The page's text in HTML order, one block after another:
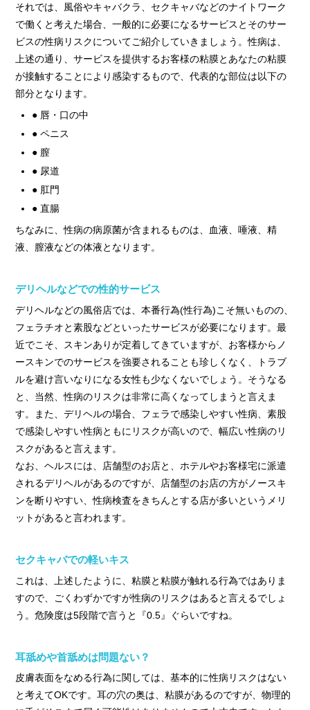
それでは、風俗やキャバクラ、セクキャバなどのナイトワーク
で働くと考えた場合、一般的に必要になるサービスとそのサー
ビスの性病リスクについてご紹介していきましょう。性病は、
上述の通り、サービスを提供するお客様の粘膜とあなたの粘膜
が接触することにより感染するもので、代表的な部位は以下の
部分となります。
● 唇・口の中
● ペニス
● 膣
● 尿道
● 肛門
● 直腸
ちなみに、性病の病原菌が含まれるものは、血液、唾液、精
液、膣液などの体液となります。
デリヘルなどでの性的サービス
デリヘルなどの風俗店では、本番行為(性行為)こそ無いものの、
フェラチオと素股などといったサービスが必要になります。最
近でこそ、スキンありが定着してきていますが、お客様からノ
ースキンでのサービスを強要されることも珍しくなく、トラブ
ルを避け言いなりになる女性も少なくないでしょう。そうなる
と、当然、性病のリスクは非常に高くなってしまうと言えま
す。また、デリヘルの場合、フェラで感染しやすい性病、素股
で感染しやすい性病ともにリスクが高いので、幅広い性病のリ
スクがあると言えます。
なお、ヘルスには、店舗型のお店と、ホテルやお客様宅に派遣
されるデリヘルがあるのですが、店舗型のお店の方がノースキ
ンを断りやすい、性病検査をきちんとする店が多いというメリ
ットがあると言われます。
セクキャバでの軽いキス
これは、上述したように、粘膜と粘膜が触れる行為ではありま
すので、ごくわずかですが性病のリスクはあると言えるでしょ
う。危険度は5段階で言うと『0.5』ぐらいですね。
耳舐めや首舐めは問題ない？
皮膚表面をなめる行為に関しては、基本的に性病リスクはない
と考えてOKです。耳の穴の奥は、粘膜があるのですが、物理的